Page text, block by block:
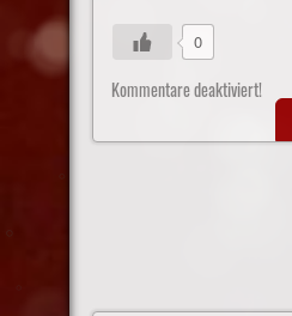
0
Kommentare deaktiviert!